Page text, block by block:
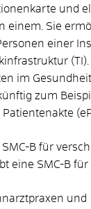
und
einem. Sie
einer
(TI).
im
zum
B für
eine SMC-B für
und